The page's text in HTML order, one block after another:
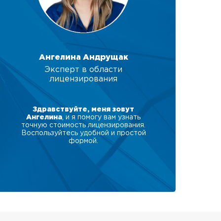
Ангелина Андрущак
Эксперт в области
лицензирования
Здравствуйте, меня зовут
Ангелина , и я помогу вам узнать
точную стоимость лицензирования.
Воспользуйтесь удобной и простой
формой.